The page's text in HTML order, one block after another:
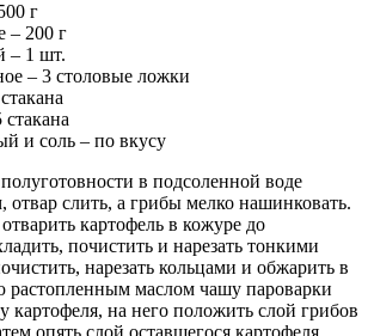
г
– 200 г
– 1 шт.
– 3 столовые ложки
и соль – по вкусу
в подсоленной воде
слить, а грибы мелко нашинковать.
картофель в кожуре до
почистить и нарезать тонкими
нарезать кольцами и обжарить в
растопленным маслом чашу пароварки
картофеля, на него положить слой грибов
опять слой оставшегося картофеля.